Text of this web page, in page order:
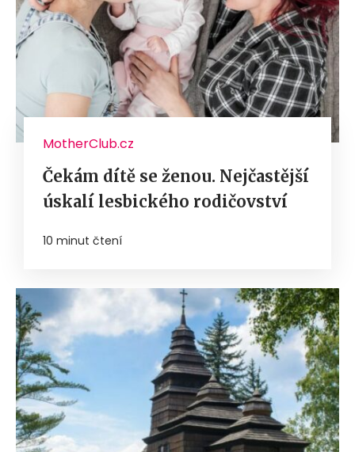
MotherClub.cz
Čekám dítě se ženou. Nejčastější
úskalí lesbického rodičovství
10 minut čtení